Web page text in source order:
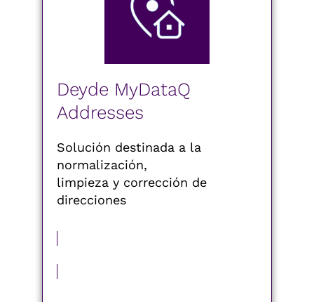
Deyde MyDataQ
Addresses
Solución destinada a la
normalización,
limpieza y corrección de
direcciones